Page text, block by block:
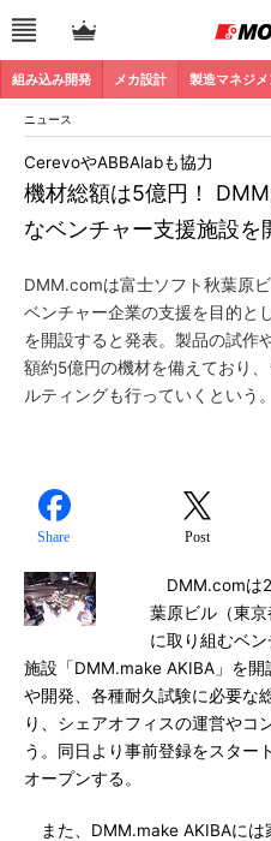
組み込み開発 メカ設計 製造マネジメ
ニュース
機材総額は5億円！
なベンチャー支援施設を
CerevoやABBAlabも協力
DMM.comは富士ソフト秋葉原
ベンチャー企業の支援を目的と
を開設すると発表。製品の試作
額約5億円の機材を備えており
ルティングも行っていくという。
Share Post
DMM.comは
葉原ビル（東
に取り組むベ
施設「DMM.make AKIBA」を
や開発、各種耐久試験に必要な
り、シェアオフィスの運営やコ
う。同日より事前登録をスター
オープンする。
また、DMM.make AKIBAには